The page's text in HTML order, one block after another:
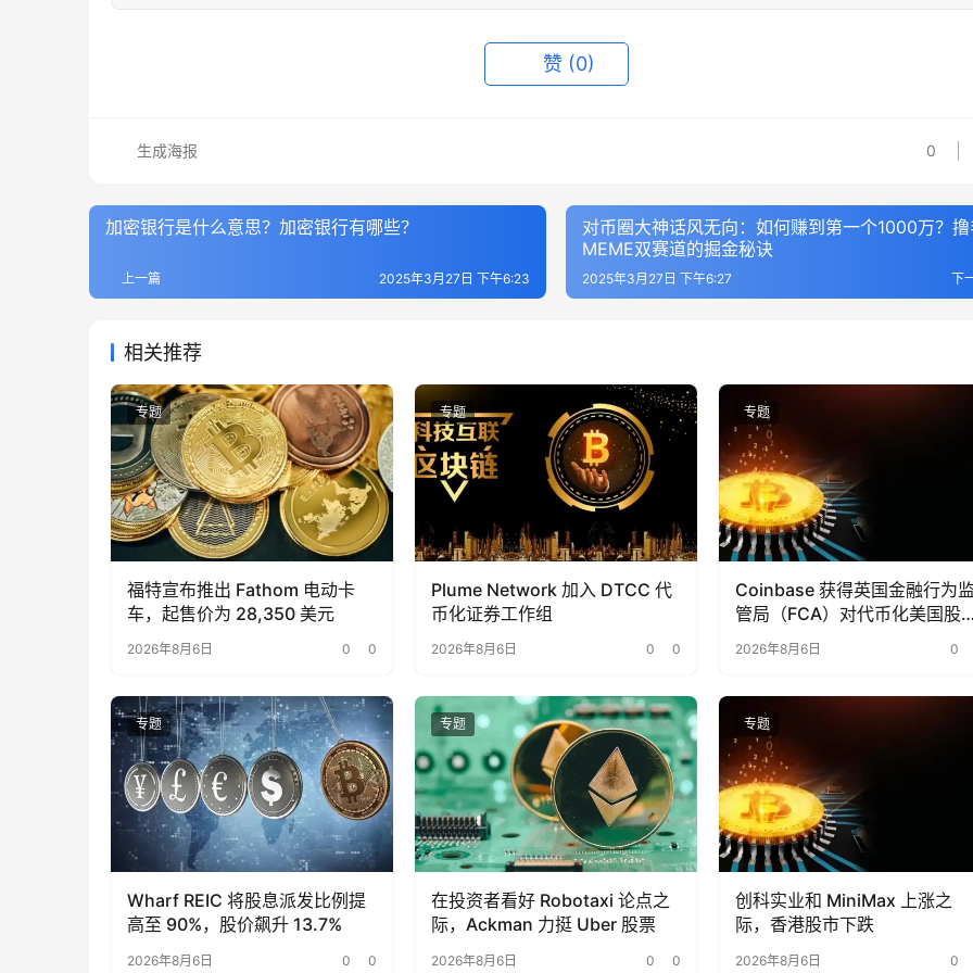
赞 (0)
0
生成海报
加密银行是什么意思？加密银行有哪些？
上一篇 2025年3月27日 下午6:23
对币圈大神话风无向：如何赚到第一个1000万？撸
MEME双赛道的掘金秘诀
下
2025年3月27日 下午6:27
相关推荐
专题
福特宣布推出 Fathom 电动卡
车，起售价为 28,350 美元
2026年8月6日 0 0
专题
Plume Network 加入 DTCC 代
币化证券工作组
2026年8月6日 0 0
专题
Coinbase 获得英国金融行为
管局（FCA）对代币化美国股票
的全面授权
2026年8月6日 0
专题
Wharf REIC 将股息派发比例提
高至 90%，股价飙升 13.7%
2026年8月6日 0 0
专题
在投资者看好 Robotaxi 论点之
际，Ackman 力挺 Uber 股票
2026年8月6日 0 0
专题
创科实业和 MiniMax 上涨之
际，香港股市下跌
2026年8月6日 0